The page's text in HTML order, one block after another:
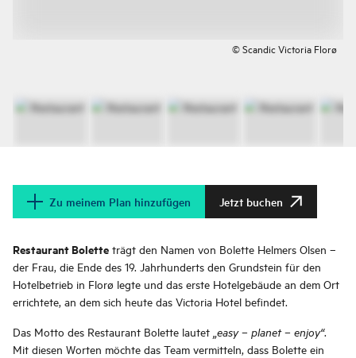
© Scandic Victoria Florø
Zu meinem Plan hinzufügen Jetzt buchen
Restaurant Bolette trägt den Namen von Bolette Helmers Olsen –
der Frau, die Ende des 19. Jahrhunderts den Grundstein für den
Hotelbetrieb in Florø legte und das erste Hotelgebäude an dem Ort
errichtete, an dem sich heute das Victoria Hotel befindet.
Das Motto des Restaurant Bolette lautet „easy – planet – enjoy“.
Mit diesen Worten möchte das Team vermitteln, dass Bolette ein